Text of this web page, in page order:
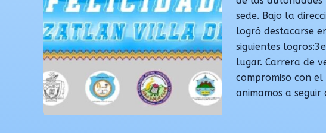
sede. Bajo la
logró destacarse
siguientes
lugar. Carrera de
compromiso con
animamos a seguir